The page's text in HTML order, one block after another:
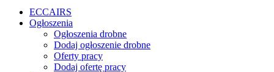
ECCAIRS
Ogłoszenia
Ogłoszenia drobne
Dodaj ogłoszenie drobne
Oferty pracy
Dodaj ofertę pracy